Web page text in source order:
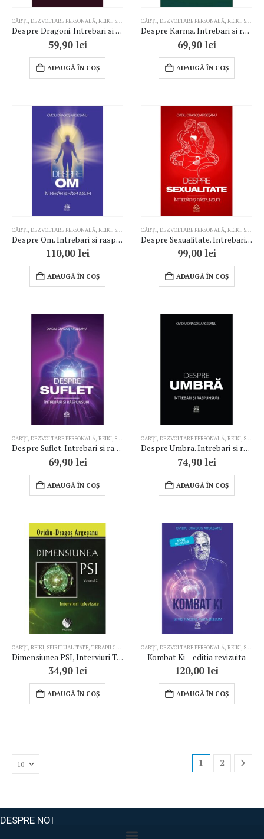
CĂRȚI, DEZVOLTARE PERSONALĂ, REIKI, SPIRITUALITATE
Despre Dragoni. Intrebari si raspunsuri
59,90 lei
ADAUGĂ ÎN COȘ
CĂRȚI, DEZVOLTARE PERSONALĂ, REIKI, SPIRITUALITATE
Despre Karma. Intrebari si raspunsuri
69,90 lei
ADAUGĂ ÎN COȘ
CĂRȚI, DEZVOLTARE PERSONALĂ, REIKI, SPIRITUALITATE
Despre Om. Intrebari si raspunsuri
110,00 lei
ADAUGĂ ÎN COȘ
CĂRȚI, DEZVOLTARE PERSONALĂ, REIKI, SPIRITUALITATE
Despre Sexualitate. Intrebari si raspunsuri
99,00 lei
ADAUGĂ ÎN COȘ
CĂRȚI, DEZVOLTARE PERSONALĂ, REIKI, SPIRITUALITATE
Despre Suflet. Intrebari si raspunsuri
69,90 lei
ADAUGĂ ÎN COȘ
CĂRȚI, DEZVOLTARE PERSONALĂ, REIKI, SPIRITUALITATE
Despre Umbra. Intrebari si raspunsuri
74,90 lei
ADAUGĂ ÎN COȘ
CĂRȚI REIKI SPIRITUALITATE TERAPII COMPLEMENTARE
Dimensiunea PSI, Interviuri Televizate (vol. 2)
34,90 lei
ADAUGĂ ÎN COȘ
CĂRȚI DEZVOLTARE PERSONALĂ REIKI SPIRITUALITATE
Kombat Ki – editia revizuita
120,00 lei
ADAUGĂ ÎN COȘ
1 2
DESPRE NOI